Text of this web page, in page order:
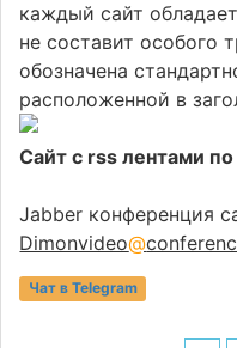
каждый сайт
не составит особого
обозначена
расположенной в
Сайт с rss лентами
Jabber конференция
Dimonvideo@
Чат в Telegram